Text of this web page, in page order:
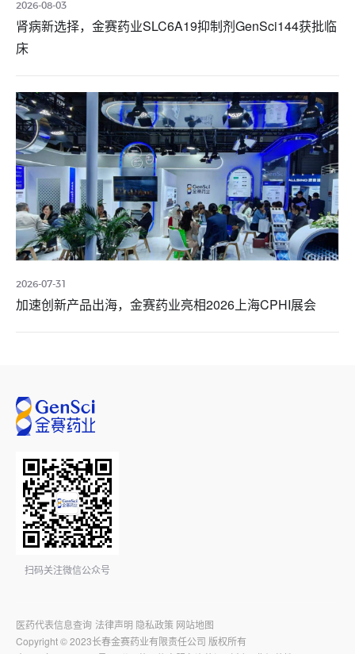
2026-08-03
肾病新选择，金赛药业SLC6A19抑制剂GenSci144获批临
床
2026-07-31
加速创新产品出海，金赛药业亮相2026上海CPHI展会
扫码关注微信公众号
Copyright © 2023长春金赛药业有限责任公司 版权所有
医药代表信息查询 法律声明 隐私政策 网站地图